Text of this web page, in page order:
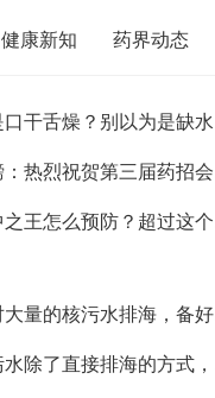
健康新知 药界动态